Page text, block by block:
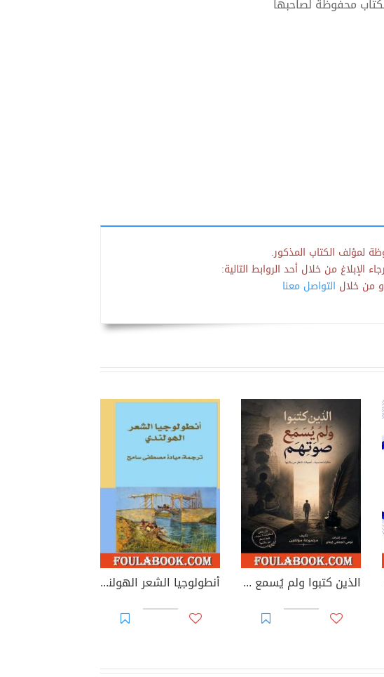
محفوظة لصاحبها
لمؤلف الكتاب المذكور.
الإبلاغ من خلال أحد الروابط التالية:
من خلال التواصل معنا
الذين كتبوا ولم يُسمع صوتهم أنطولوجيا الشعر الهولندي